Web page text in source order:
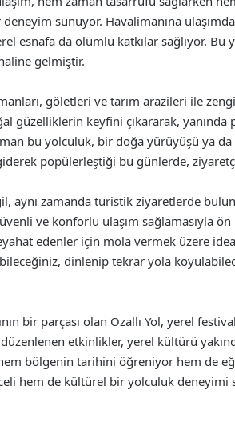
sunuyor. Havalimanına
esnafa da olumlu katkılar sağlıyor.
gelmiştir.
göletleri ve tarım arazileri ile
güzelliklerin keyfini çıkararak,
bu yolculuk, bir doğa yürüyüşü ya
popülerleştiği bu günlerde,
aynı zamanda turistik ziyaretlerde
ve konforlu ulaşım sağlamasıyla ön
edenler için mola vermek üzere
dinlenip tekrar yola
bir parçası olan Özallı Yol, yerel
etkinlikler, yerel kültürü
bölgenin tarihini öğreniyor hem de
hem de kültürel bir yolculuk deneyimi